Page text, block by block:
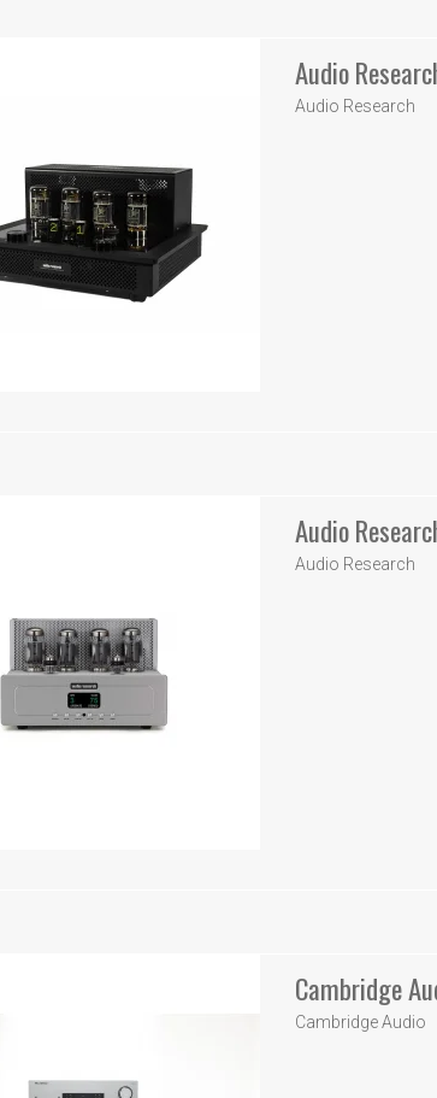
Audio
Audio Research
Audio
Audio Research
Cambridge
Cambridge Audio